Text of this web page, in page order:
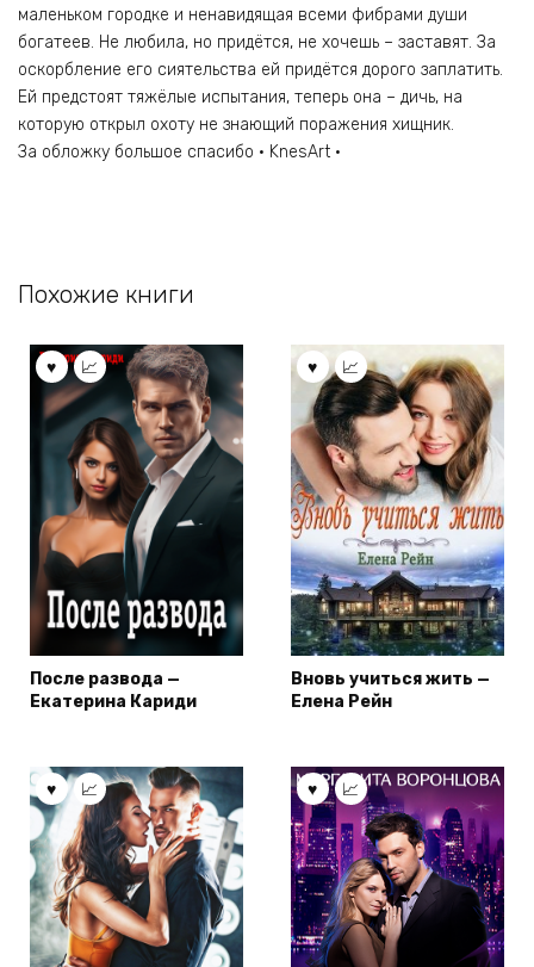
маленьком городке и ненавидящая всеми фибрами души
богатеев. Не любила, но придётся, не хочешь – заставят. За
оскорбление его сиятельства ей придётся дорого заплатить.
Ей предстоят тяжёлые испытания, теперь она – дичь, на
которую открыл охоту не знающий поражения хищник.
За обложку большое спасибо • KnesArt •
Похожие книги
После развода —
Екатерина Кариди
Вновь учиться жить —
Елена Рейн